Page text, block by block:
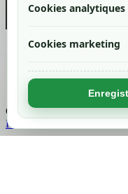
Cookies analytiques
Cookies marketing
Chargement...
Retour en haut